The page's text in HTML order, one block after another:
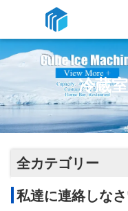
冷蔵
全カテゴリー
私達に連絡しな